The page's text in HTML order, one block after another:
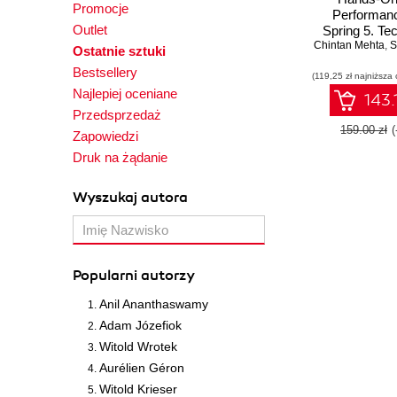
Promocje
Outlet
Ostatnie sztuki
Bestsellery
Najlepiej oceniane
Przedsprzedaż
Zapowiedzi
Druk na żądanie
Wyszukaj autora
Popularni autorzy
Anil Ananthaswamy
Adam Józefiok
Witold Wrotek
Aurélien Géron
Witold Krieser
Spring 5.
for
Spring
Chintan Mehta,
(119,25 zł
159.00 zł